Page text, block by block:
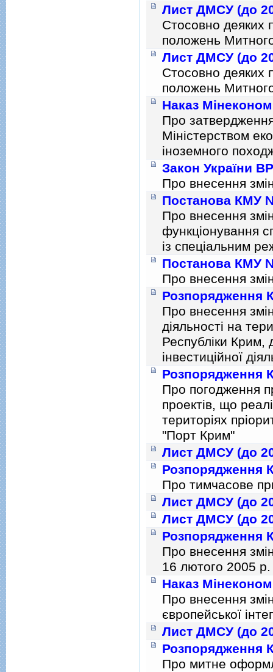
Лист ДМСУ (до
Стосовно деяких
положень
Лист ДМСУ (до
Стосовно деяких
положень
Наказ
Про
Мiнiстерством
iноземного
Закон України
Про внесення
Постанова КМУ
Про внесення
функцiонування
iз спецiальним
Постанова КМУ
Про внесення
Розпорядження
Про внесення
дiяльностi на
Республiки Крим,
iнвестицiйної
Розпорядження
Про погодження
проектiв, що
територiях
"Порт Крим"
Лист ДМСУ (до
Розпорядження
Про тимчасове
Лист ДМСУ (до
Лист ДМСУ (до
Розпорядження
Про внесення
16 лютого 2005
Наказ
Про внесення
європейської
Лист ДМСУ (до
Розпорядження
Про митне